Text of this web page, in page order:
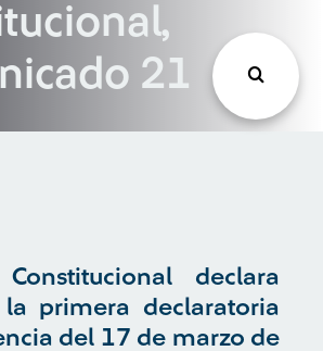
21
declara
primera declaratoria
del 17 de marzo de